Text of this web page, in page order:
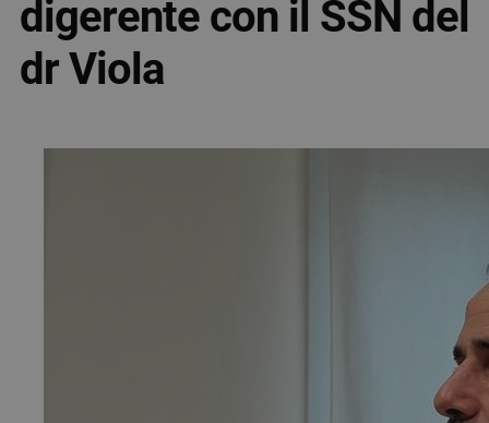
digerente con il SSN del
dr Viola